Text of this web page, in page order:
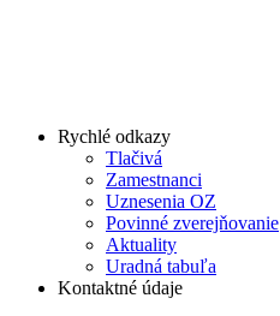
Rychlé odkazy
Tlačivá
Zamestnanci
Uznesenia OZ
Povinné zverejňovanie
Aktuality
Uradná tabuľa
Kontaktné údaje